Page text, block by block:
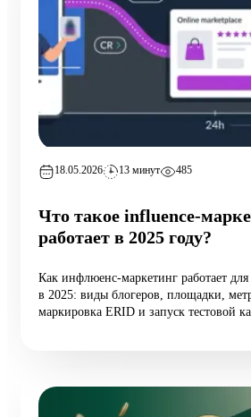
18.05.2026 13 минут 485
Что такое influence-
работает в 2025 году?
Как инфлюенс-маркетинг работает для
в 2025: виды блогеров, площадки,
маркировка ERID и запуск тестовой